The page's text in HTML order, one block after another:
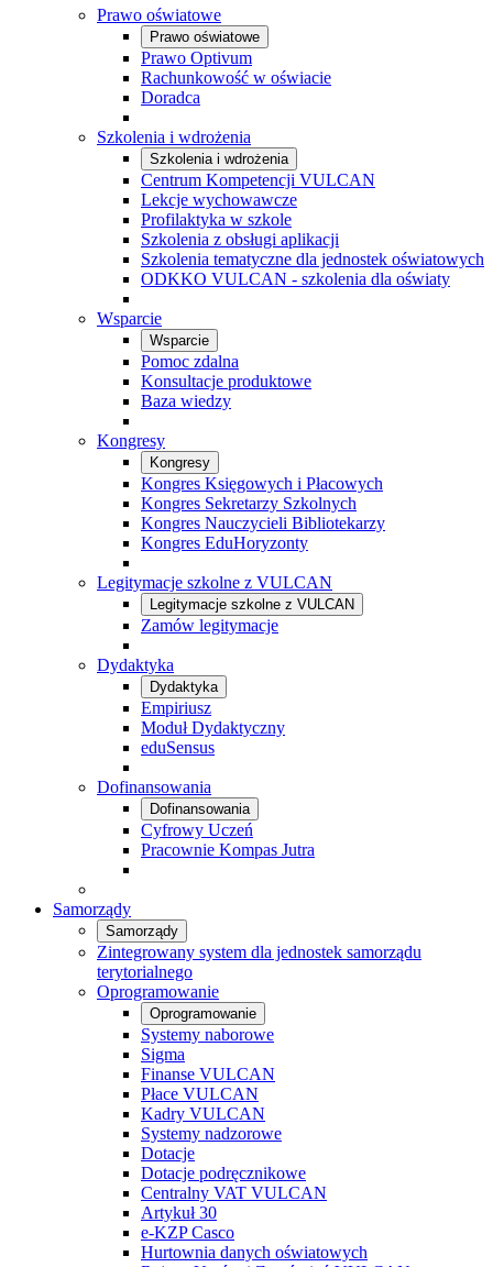
Prawo oświatowe
Prawo oświatowe
Prawo Optivum
Rachunkowość w oświacie
Doradca
Szkolenia i wdrożenia
Szkolenia i wdrożenia
Centrum Kompetencji VULCAN
Lekcje wychowawcze
Profilaktyka w szkole
Szkolenia z obsługi aplikacji
Szkolenia tematyczne dla jednostek oświatowych
ODKKO VULCAN - szkolenia dla oświaty
Wsparcie
Wsparcie
Pomoc zdalna
Konsultacje produktowe
Baza wiedzy
Kongresy
Kongresy
Kongres Księgowych i Płacowych
Kongres Sekretarzy Szkolnych
Kongres Nauczycieli Bibliotekarzy
Kongres EduHoryzonty
Legitymacje szkolne z VULCAN
Legitymacje szkolne z VULCAN
Zamów legitymacje
Dydaktyka
Dydaktyka
Empiriusz
Moduł Dydaktyczny
eduSensus
Dofinansowania
Dofinansowania
Cyfrowy Uczeń
Pracownie Kompas Jutra
Samorządy
Samorządy
Zintegrowany system dla jednostek samorządu
terytorialnego
Oprogramowanie
Oprogramowanie
Systemy naborowe
Sigma
Finanse VULCAN
Płace VULCAN
Kadry VULCAN
Systemy nadzorowe
Dotacje
Dotacje podręcznikowe
Centralny VAT VULCAN
Artykuł 30
e-KZP Casco
Hurtownia danych oświatowych